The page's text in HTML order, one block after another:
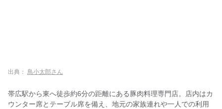
出典： 鳥小太郎さん
帯広駅から東へ徒歩約6分の距離にある豚肉料理専門店。店内はカ
ウンター席とテーブル席を備え、地元の家族連れや一人での利用